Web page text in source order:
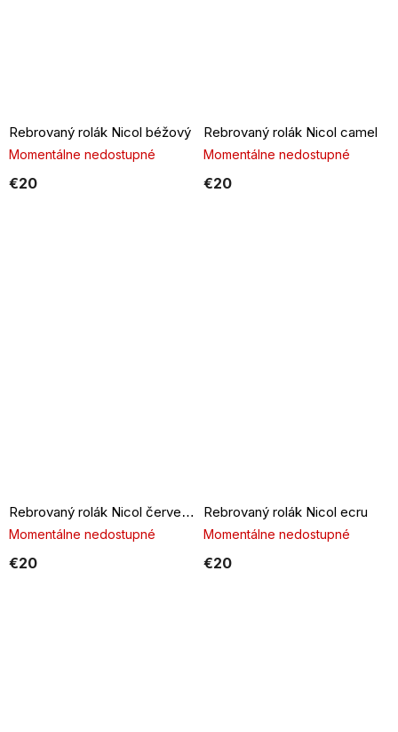
Rebrovaný rolák Nicol béžový
Momentálne nedostupné
€20
Rebrovaný rolák Nicol camel
Momentálne nedostupné
€20
Rebrovaný rolák Nicol červený
Momentálne nedostupné
€20
Rebrovaný rolák Nicol ecru
Momentálne nedostupné
€20